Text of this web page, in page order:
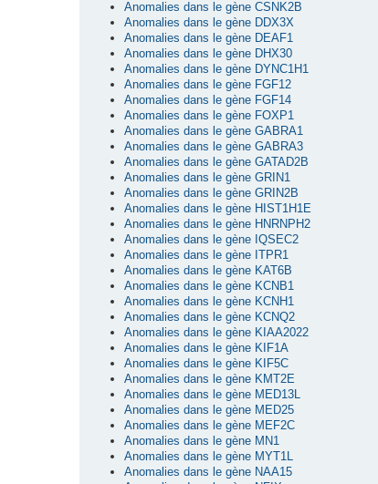
Anomalies dans le gène CSNK2B
Anomalies dans le gène DDX3X
Anomalies dans le gène DEAF1
Anomalies dans le gène DHX30
Anomalies dans le gène DYNC1H1
Anomalies dans le gène FGF12
Anomalies dans le gène FGF14
Anomalies dans le gène FOXP1
Anomalies dans le gène GABRA1
Anomalies dans le gène GABRA3
Anomalies dans le gène GATAD2B
Anomalies dans le gène GRIN1
Anomalies dans le gène GRIN2B
Anomalies dans le gène HIST1H1E
Anomalies dans le gène HNRNPH2
Anomalies dans le gène IQSEC2
Anomalies dans le gène ITPR1
Anomalies dans le gène KAT6B
Anomalies dans le gène KCNB1
Anomalies dans le gène KCNH1
Anomalies dans le gène KCNQ2
Anomalies dans le gène KIAA2022
Anomalies dans le gène KIF1A
Anomalies dans le gène KIF5C
Anomalies dans le gène KMT2E
Anomalies dans le gène MED13L
Anomalies dans le gène MED25
Anomalies dans le gène MEF2C
Anomalies dans le gène MN1
Anomalies dans le gène MYT1L
Anomalies dans le gène NAA15